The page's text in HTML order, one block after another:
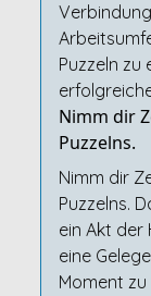
Puzzeln zu
Nimm dir
Puzzelns.
Nimm dir
Puzzelns.
ein Akt der
eine
Moment